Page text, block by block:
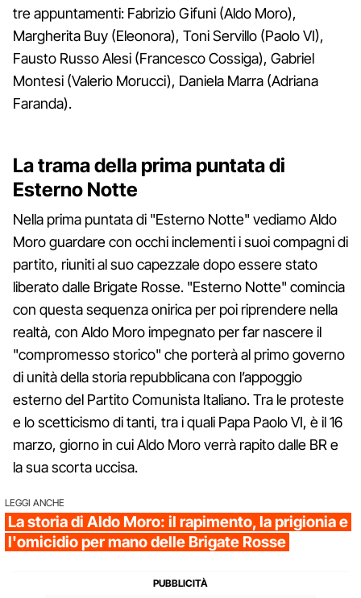
tre appuntamenti: Fabrizio Gifuni (Aldo Moro),
Margherita Buy (Eleonora), Toni Servillo (Paolo VI),
Fausto Russo Alesi (Francesco Cossiga), Gabriel
Montesi (Valerio Morucci), Daniela Marra (Adriana
Faranda).
La trama della prima puntata di
Esterno Notte
Nella prima puntata di "Esterno Notte" vediamo Aldo
Moro guardare con occhi inclementi i suoi compagni di
partito, riuniti al suo capezzale dopo essere stato
liberato dalle Brigate Rosse. "Esterno Notte" comincia
con questa sequenza onirica per poi riprendere nella
realtà, con Aldo Moro impegnato per far nascere il
"compromesso storico" che porterà al primo governo
di unità della storia repubblicana con l’appoggio
esterno del Partito Comunista Italiano. Tra le proteste
e lo scetticismo di tanti, tra i quali Papa Paolo VI, è il 16
marzo, giorno in cui Aldo Moro verrà rapito dalle BR e
la sua scorta uccisa.
LEGGI ANCHE
La storia di Aldo Moro: il rapimento, la prigionia e
l'omicidio per mano delle Brigate Rosse